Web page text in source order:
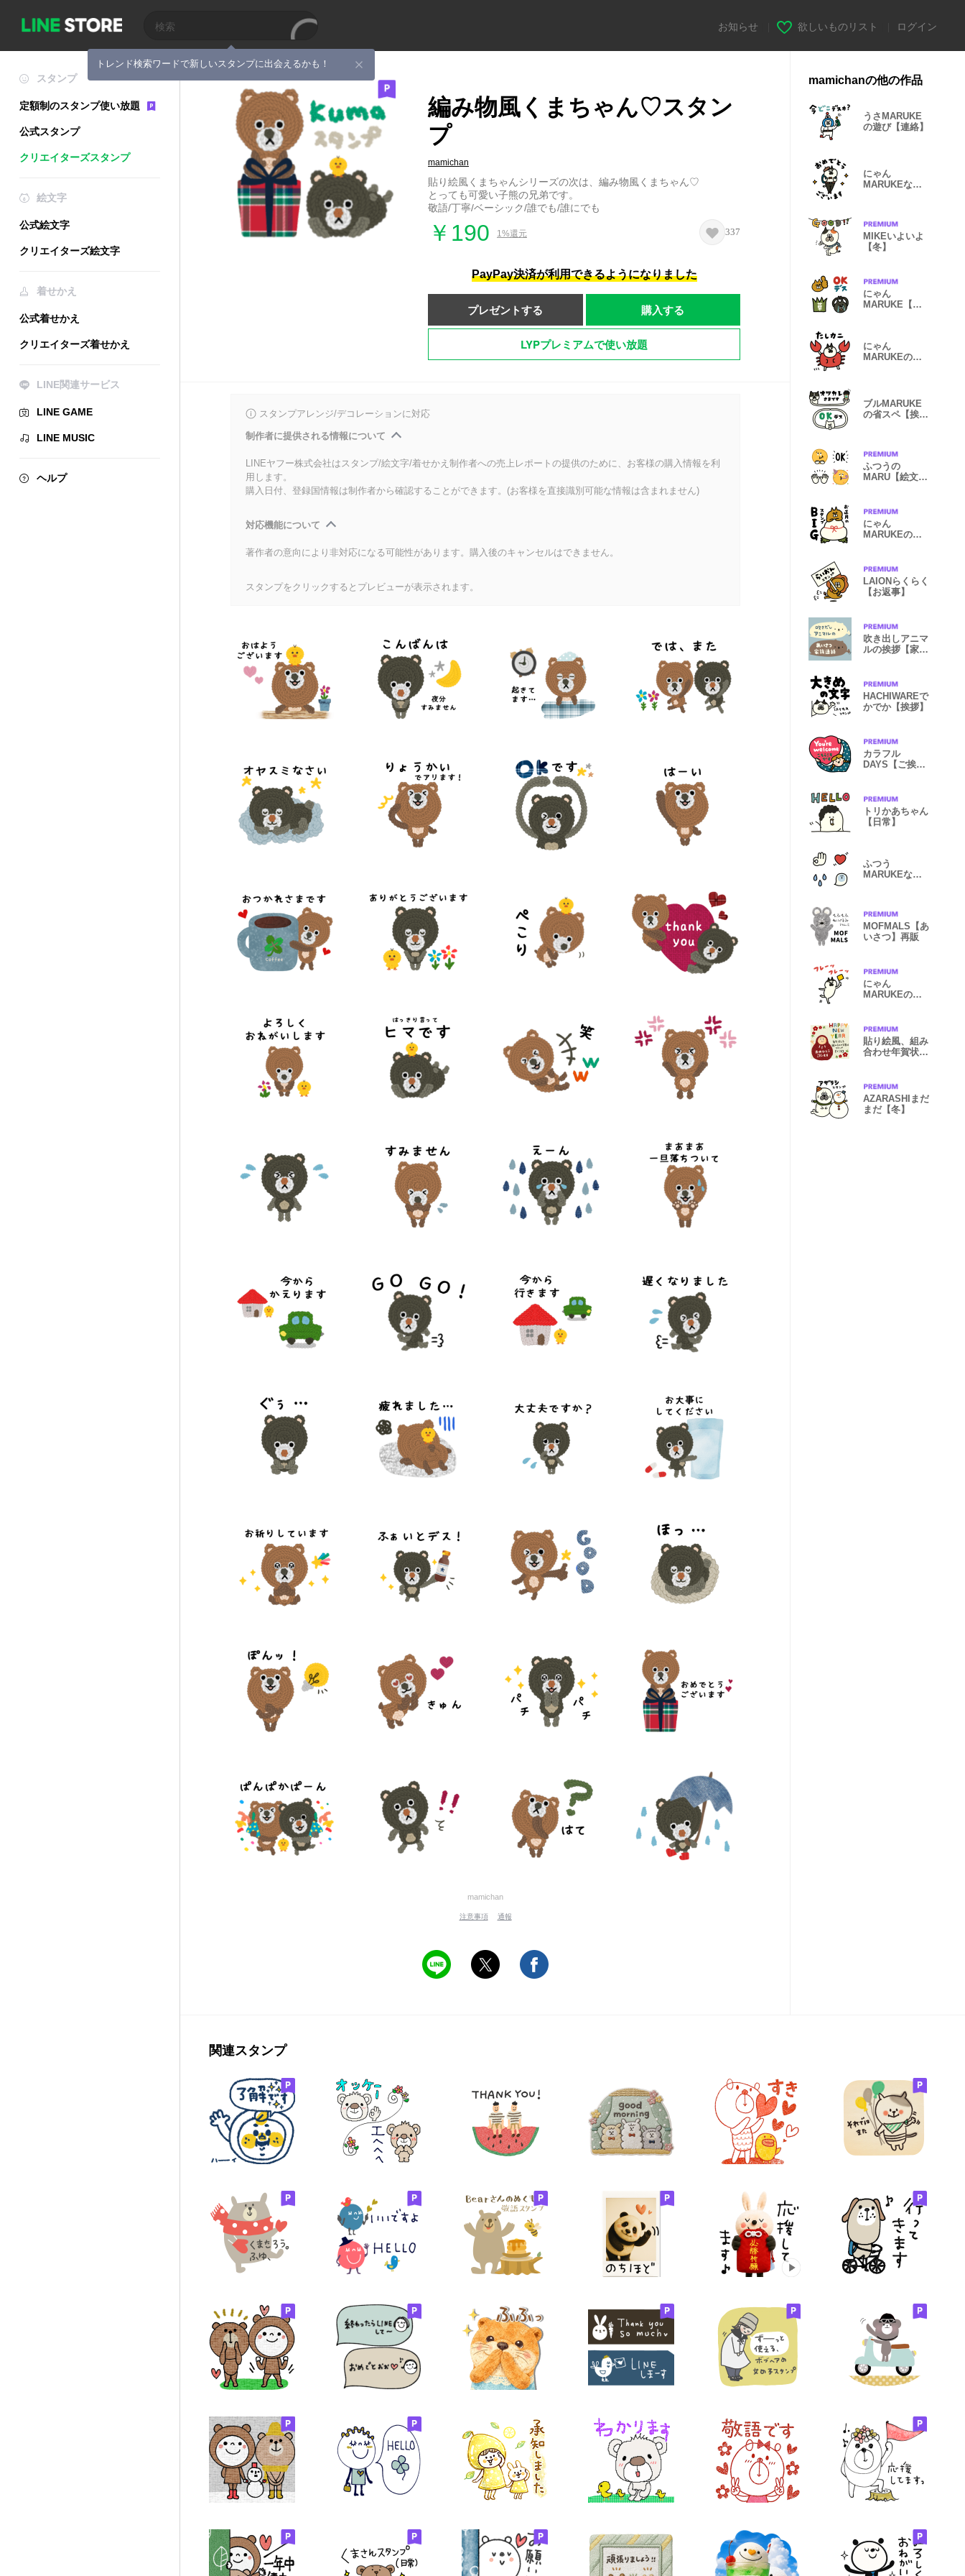
トレンド検索ワードで新しいスタンプに出会えるかも！
お知らせ 欲しいものリスト ログイン
スタンプ
定額制のスタンプ使い放題
公式スタンプ
クリエイターズスタンプ
絵文字
公式絵文字
クリエイターズ絵文字
着せかえ
公式着せかえ
クリエイターズ着せかえ
LINE関連サービス
LINE GAME
LINE MUSIC
ヘルプ
編み物風くまちゃん♡スタン
プ
mamichan
貼り絵風くまちゃんシリーズの次は、編み物風くまちゃん♡
とっても可愛い子熊の兄弟です。
敬語/丁寧/ベーシック/誰でも/誰にでも
￥190 1%還元 337
PayPay決済が利用できるようになりました
プレゼントする 購入する
LYPプレミアムで使い放題
スタンプアレンジ/デコレーションに対応
制作者に提供される情報について
LINEヤフー株式会社はスタンプ/絵文字/着せかえ制作者への売上レポートの提供のために、お客様の購入情報を利
用します。
購入日付、登録国情報は制作者から確認することができます。(お客様を直接識別可能な情報は含まれません)
対応機能について
著作者の意向により非対応になる可能性があります。購入後のキャンセルはできません。
スタンプをクリックするとプレビューが表示されます。
mamichan
注意事項 通報
mamichanの他の作品
うさMARUKE
の遊び【連絡】
にゃん
MARUKEな春
MIKEいよいよ
【冬】
にゃん
MARUKE【リ
にゃん
MARUKEのダ
ブルMARUKE
の省スペ【挨
ふつうの
MARU【絵文
にゃん
MARUKEの年
LAIONらくらく
【お返事】
吹き出しアニマ
ルの挨拶【家族
HACHIWAREで
かでか【挨拶】
カラフル
DAYS【ご挨
トリかあちゃん
【日常】
ふつう
MARUKEな
MOFMALS【あ
いさつ】再販
にゃん
MARUKEの冬
貼り絵風、組み
合わせ年賀状
AZARASHIまだ
まだ【冬】
関連スタンプ